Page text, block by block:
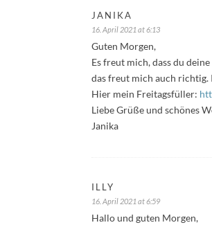
JANIKA
16. April 2021 at 6:13
Guten Morgen,
Es freut mich, dass du
das freut mich auch richtig.
Hier mein Freitagsfüller:
Liebe Grüße und schönes
Janika
ILLY
16. April 2021 at 6:59
Hallo und guten Morgen,